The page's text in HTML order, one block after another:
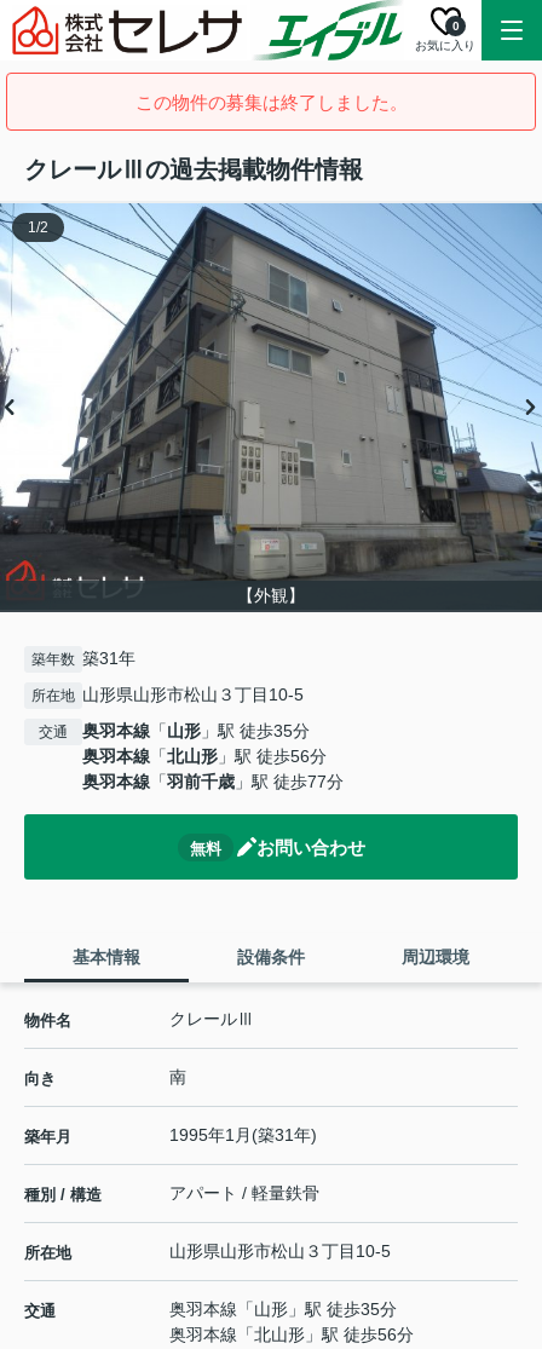
お気に入り
0
この物件の募集は終了しました。
クレールⅢの過去掲載物件情報
【外観】
1/2
築年数 築31年
所在地 山形県山形市松山３丁目10-5
交通 奥羽本線 「山形 」駅 徒歩35分
奥羽本線 「北山形 」駅 徒歩56分
奥羽本線 「羽前千歳 」駅 徒歩77分
無料 お問い合わせ
基本情報 設備条件 周辺環境
物件名 クレールⅢ
向き 南
築年月 1995年1月(築31年)
種別 / 構造 アパート / 軽量鉄骨
所在地 山形県山形市松山 ３丁目10-5
交通 奥羽本線 「山形 」駅 徒歩35分
奥羽本線 「北山形 」駅 徒歩56分